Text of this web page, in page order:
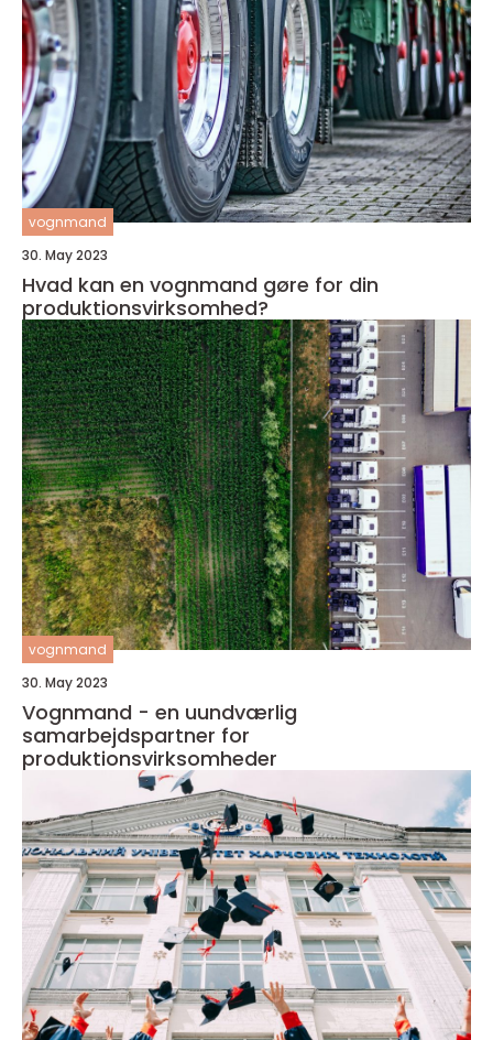
vognmand
30. May 2023
Hvad kan en vognmand gøre for din
produktionsvirksomhed?
vognmand
30. May 2023
Vognmand - en uundværlig
samarbejdspartner for
produktionsvirksomheder